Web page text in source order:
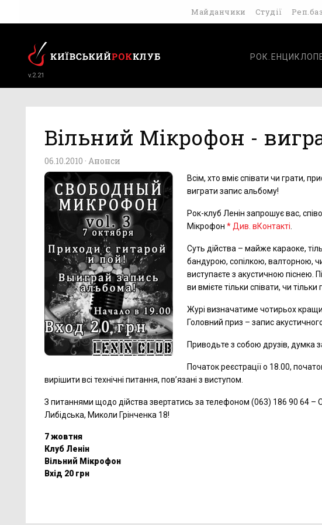
Майданчики Студії
v.2.21
Вільний Мікрофон -
06.10.2010 · Анонси
Всім, хто вміє співати чи грати,
виграти запис альбому!
Рок-клуб Ленін запрошує вас,
Мікрофон * Див. вКонтакті
Суть дійства – майже караоке,
бандурою, сопілкою, валторною,
виступаєте з акустичною піснею.
ви вмієте тільки співати, чи
Журі визначатиме чотирьох
Головний приз – запис
Приводьте з собою друзів, думка
Початок реєстрації о 18.00,
вирішити всі технічні питання, пов’язані з виступом.
З питаннями щодо дійства звертатись за телефоном (063) 186 90 64
Либідська, Миколи Грінченка 18!
7 жовтня
Клуб Ленін
Вільний Мікрофон
Вхід 20 грн